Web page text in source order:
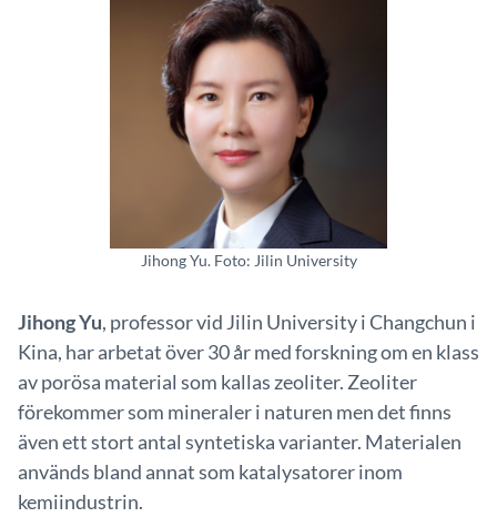
Jihong Yu. Foto: Jilin University
Jihong Yu, professor vid Jilin University i Changchun i
Kina, har arbetat över 30 år med forskning om en klass
av porösa material som kallas zeoliter. Zeoliter
förekommer som mineraler i naturen men det finns
även ett stort antal syntetiska varianter. Materialen
används bland annat som katalysatorer inom
kemiindustrin.